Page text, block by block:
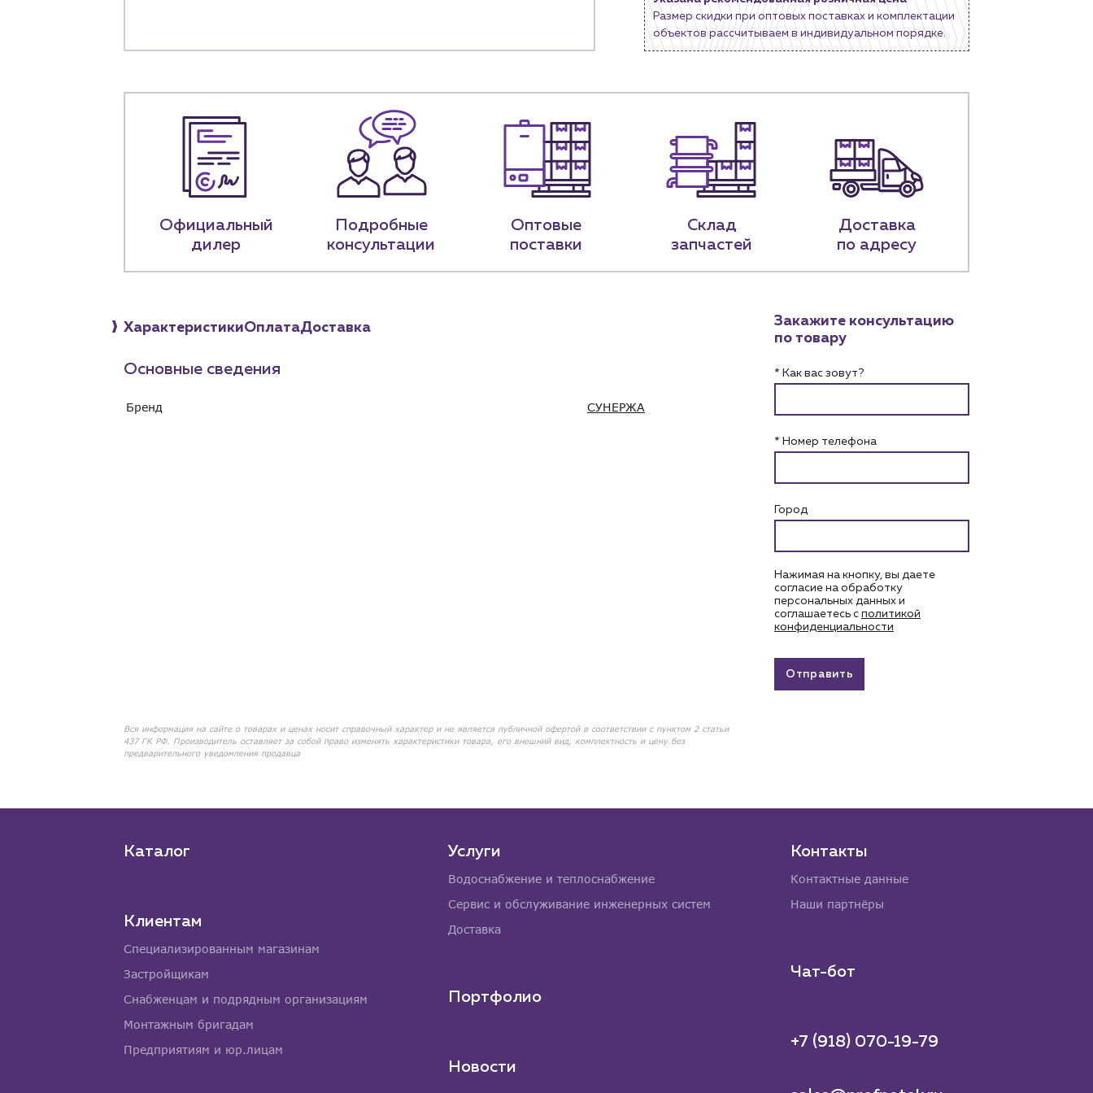
Размер скидки при оптовых поставках и комплектации
объектов рассчитываем в индивидуальном порядке.
Официальный
дилер
Подробные
консультации
Оптовые
поставки
Склад
запчастей
Доставка
по адресу
ХарактеристикиОплатаДоставка
Основные сведения
Бренд СУНЕРЖА
Вся информация на сайте о товарах и ценах носит справочный характер и не является публичной офертой в соответствии с пунктом 2 статьи
437 ГК РФ. Производитель оставляет за собой право изменять характеристики товара, его внешний вид, комплектность и цену без
предварительного уведомления продавца
Закажите консультацию
по товару
* Как вас зовут?
* Номер телефона
Город
Нажимая на кнопку, вы даете
согласие на обработку
персональных данных и
соглашаетесь c политикой
конфиденциальности
Отправить
Каталог
Клиентам
Специализированным магазинам
Застройщикам
Снабженцам и подрядным организациям
Монтажным бригадам
Предприятиям и юр.лицам
Услуги
Водоснабжение и теплоснабжение
Сервис и обслуживание инженерных систем
Доставка
Портфолио
Новости
Контакты
Контактные данные
Наши партнёры
Чат-бот
+7 (918) 070-19-79